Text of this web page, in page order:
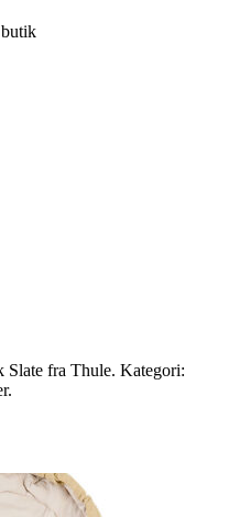
fra Thule. Kategori: